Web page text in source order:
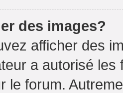
des images?
afficher des
a autorisé
le forum.